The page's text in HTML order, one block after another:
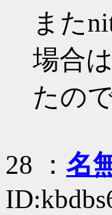
また
場合
たの
28 ： 名